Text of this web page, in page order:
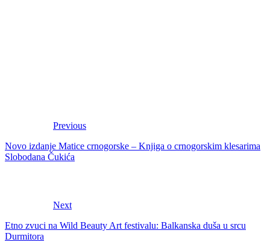
Previous
Novo izdanje Matice crnogorske – Knjiga o crnogorskim klesarima
Slobodana Čukića
Next
Etno zvuci na Wild Beauty Art festivalu: Balkanska duša u srcu
Durmitora